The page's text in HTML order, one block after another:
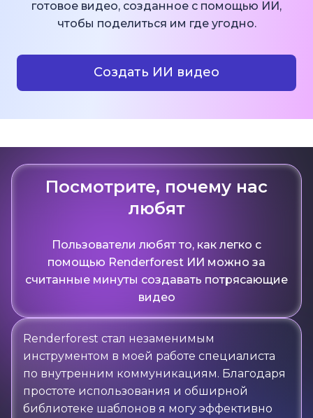
готовое видео, созданное с помощью ИИ,
чтобы поделиться им где угодно.
Создать ИИ видео
Посмотрите, почему нас
любят
Пользователи любят то, как легко с
помощью Renderforest ИИ можно за
считанные минуты создавать потрясающие
видео
Renderforest стал незаменимым
инструментом в моей работе специалиста
по внутренним коммуникациям. Благодаря
простоте использования и обширной
библиотеке шаблонов я могу эффективно